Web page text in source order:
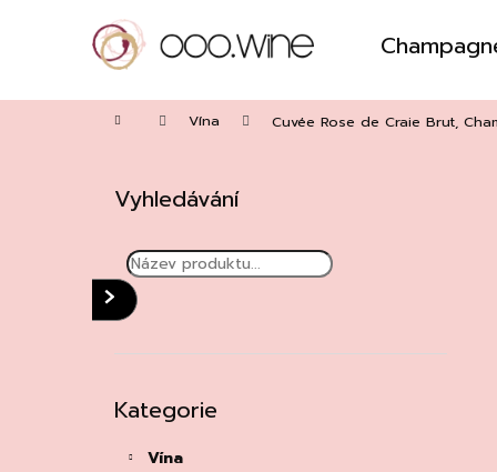
Domů Vína Cuvée Rose de Craie Brut,
r
a
n
Vyhledávání
HLEDAT
kategorie
Kategorie
Vína
Zpět